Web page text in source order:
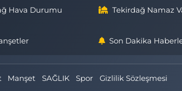
Hava Durumu Tekirdağ Namaz
Son Dakika
Manşet SAĞLIK Spor
Gizlilik Sözleşmesi